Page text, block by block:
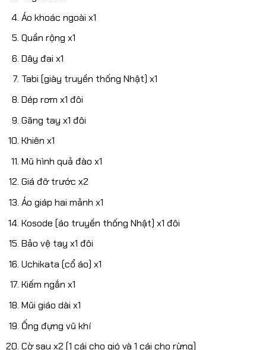
Áo khoác ngoài x1
Quần rộng x1
Dây đai x1
Tabi (giày truyền thống Nhật) x1
Dép rơm x1 đôi
Găng tay x1 đôi
Khiên x1
Mũ hình quả đào x1
Giá đỡ trước x2
Áo giáp hai mảnh x1
Kosode (áo truyền thống Nhật) x1 đôi
Bảo vệ tay x1 đôi
Uchikata (cổ áo) x1
Kiếm ngắn x1
Mũi giáo dài x1
Ống đựng vũ khí
Cờ sau x2 (1 cái cho gió và 1 cái cho rừng)